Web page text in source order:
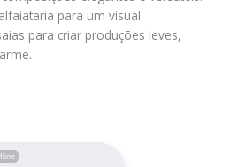
para um visual
para criar produções leves,